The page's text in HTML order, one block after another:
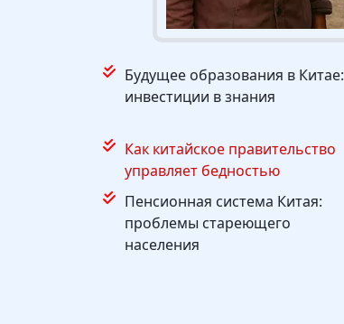
Будущее образования в Китае:
инвестиции в знания
Как китайское правительство
управляет бедностью
Пенсионная система Китая:
проблемы стареющего
населения